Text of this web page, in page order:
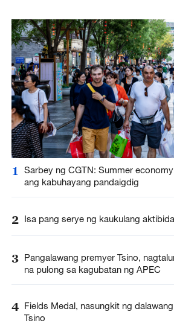
1
Sarbey ng CGTN: Summer
ang kabuhayang pandaigdig
2 Isa pang serye ng kaukulang
3 Pangalawang premyer Tsino,
na pulong sa kagubatan ng APEC
4 Fields Medal, nasungkit ng
Tsino